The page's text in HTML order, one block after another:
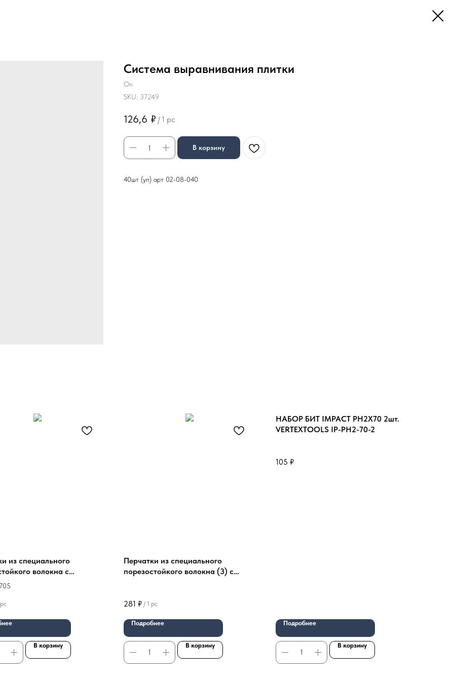
Система выравнивания плитки
On
SKU: 37249
126,6 ₽ / 1 pc
В корзину
40шт (уп) арт 02-08-040
из специального
волокна с
покрытием
В корзину
Перчатки из специального
порезостойкого волокна (3) с
281 ₽ / 1 pc
Подробнее
В корзину
НАБОР БИТ IMPACT PH2X70 2шт.
VERTEXTOOLS IP-PH2-70-2
105 ₽
Подробнее
В корзину